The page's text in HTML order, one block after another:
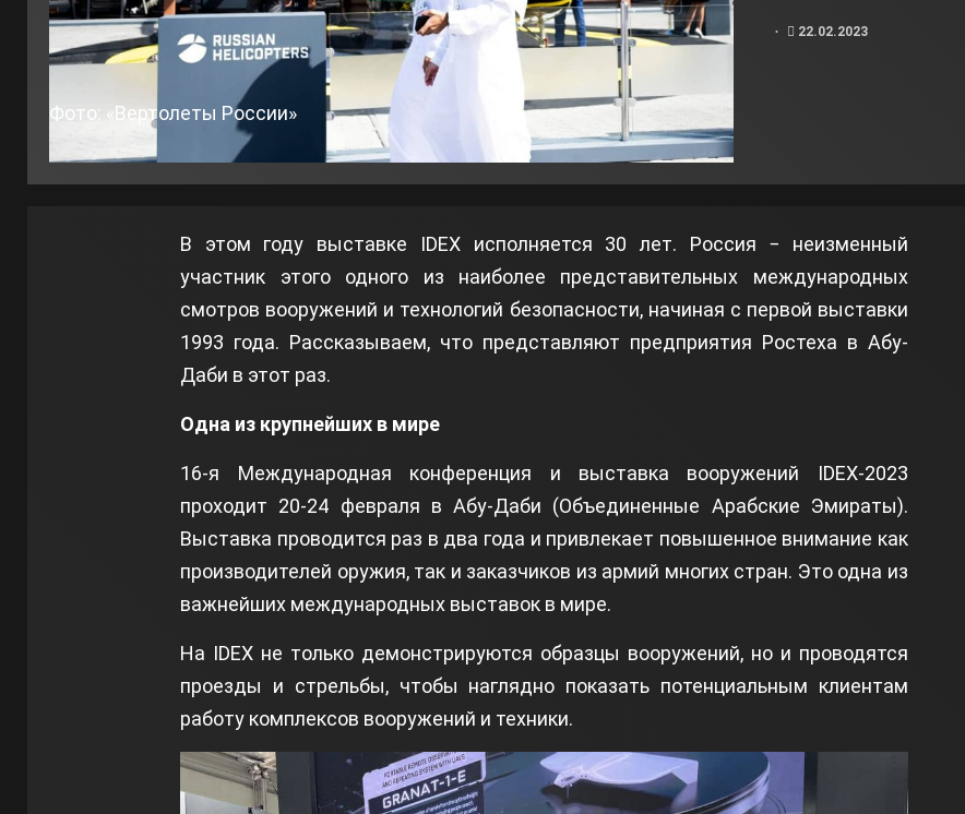
Фото: «Вертолеты России»
22.02.2023
В этом году выставке IDEX исполняется 30 лет. Россия − неизменный
участник этого одного из наиболее представительных международных
смотров вооружений и технологий безопасности, начиная с первой выставки
1993 года. Рассказываем, что представляют предприятия Ростеха в Абу-
Даби в этот раз.
Одна из крупнейших в мире
16-я Международная конференция и выставка вооружений IDEX-2023
проходит 20-24 февраля в Абу-Даби (Объединенные Арабские Эмираты).
Выставка проводится раз в два года и привлекает повышенное внимание как
производителей оружия, так и заказчиков из армий многих стран. Это одна из
важнейших международных выставок в мире.
На IDEX не только демонстрируются образцы вооружений, но и проводятся
проезды и стрельбы, чтобы наглядно показать потенциальным клиентам
работу комплексов вооружений и техники.